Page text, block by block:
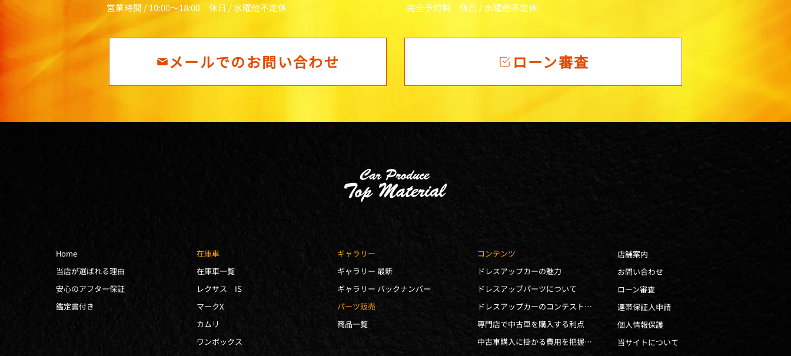
ローン審査
メールでのお問い合わせ
完全予約制 休日 / 水曜他不定休
営業時間 / 10:00～18:00 休日 / 水曜他不定休
Home
当店が選ばれる理由
安心のアフター保証
鑑定書付き
在庫車
在庫車一覧
レクサス IS
マークX
カムリ
ワンボックス
ギャラリー
ギャラリー 最新
ギャラリー バックナンバー
パーツ販売
商品一覧
コンテンツ
ドレスアップカーの魅力
ドレスアップパーツについて
ドレスアップカーのコンテストとは
専門店で中古車を購入する利点
中古車購入に掛かる費用を把握しよう
店舗案内
お問い合わせ
ローン審査
連帯保証人申請
個人情報保護
当サイトについて